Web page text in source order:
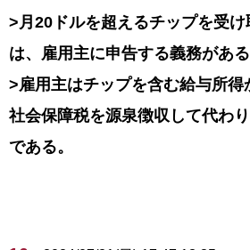
>月20ドルを超えるチップを受
は、雇用主に申告する義務がある
>雇用主はチップを含む給与所得
社会保障税を源泉徴収して代わ
である。